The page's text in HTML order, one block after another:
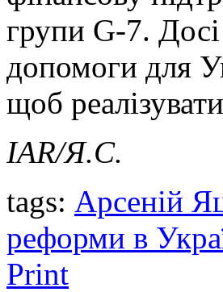
групи G-7.
допомоги для
щоб
IAR/Я.С.
tags: Арсеній
реформи в
Print